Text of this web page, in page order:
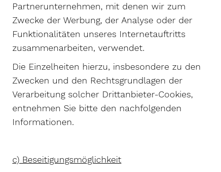
Partnerunternehmen, mit denen wir zum
Zwecke der Werbung, der Analyse oder der
Funktionalitäten unseres Internetauftritts
zusammenarbeiten, verwendet.
Die Einzelheiten hierzu, insbesondere zu den
Zwecken und den Rechtsgrundlagen der
Verarbeitung solcher Drittanbieter-Cookies,
entnehmen Sie bitte den nachfolgenden
Informationen.
c) Beseitigungsmöglichkeit